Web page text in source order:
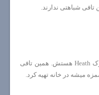
تافی شباهتی ندارند.
Heathهستش. همین تافی
میشه در خانه تهیه کرد.